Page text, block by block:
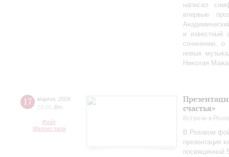
написал
впервые
и известный
сочинении,
новых
Николая
17 марта
2026
18:00 Вт
Фойе
Малого зала
счастья»
Встречи в
В Розовом
презентация
посвящённой